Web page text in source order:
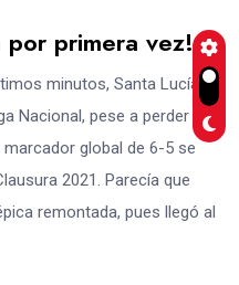
por primera vez!
minutos, Santa Lucía
Nacional, pese a perder 5-2
global de 6-5 se
2021. Parecía que
remontada, pues llegó al